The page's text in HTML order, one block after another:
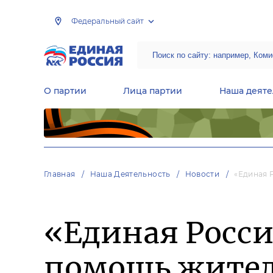
Федеральный сайт
О партии Лица партии Наша
Главная Наша Деятельность Новости «Единая
«Единая